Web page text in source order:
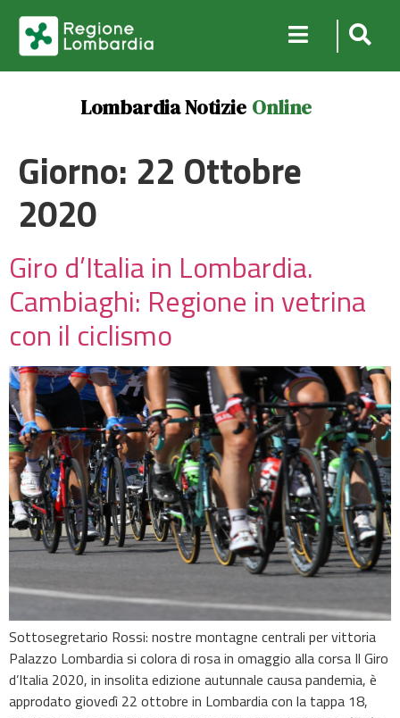
Lombardia Notizie Online
Giorno: 22 Ottobre
2020
Giro d’Italia in Lombardia.
Cambiaghi: Regione in vetrina
con il ciclismo
Sottosegretario Rossi: nostre montagne centrali per vittoria
Palazzo Lombardia si colora di rosa in omaggio alla corsa Il Giro
d’Italia 2020, in insolita edizione autunnale causa pandemia, è
approdato giovedì 22 ottobre in Lombardia con la tappa 18,